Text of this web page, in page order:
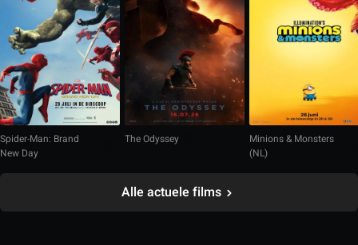
Spider-Man: Brand
New Day
The Odyssey
Minions & Monsters
(NL)
Alle actuele films